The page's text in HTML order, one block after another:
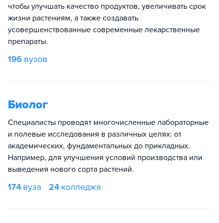
чтобы улучшать качество продуктов, увеличивать срок
жизни растениям, а также создавать
усовершенствованные современные лекарственные
препараты.
196 вузов
Биолог
Специалисты проводят многочисленные лабораторные
и полевые исследования в различных целях: от
академических, фундаментальных до прикладных.
Например, для улучшения условий производства или
выведения нового сорта растений.
174 вуза 24 колледжа